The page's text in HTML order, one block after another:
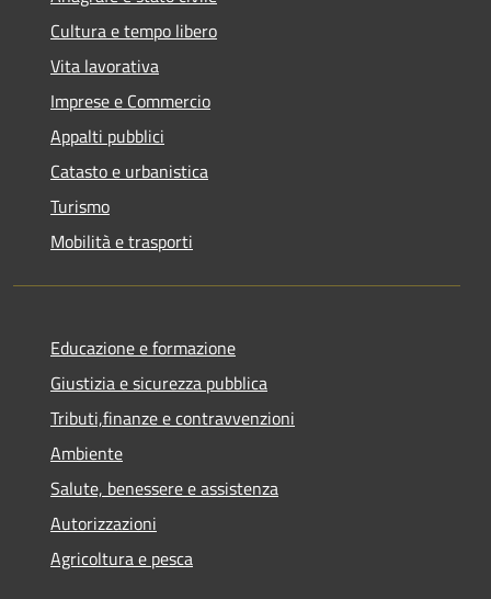
Cultura e tempo libero
Vita lavorativa
Imprese e Commercio
Appalti pubblici
Catasto e urbanistica
Turismo
Mobilità e trasporti
Educazione e formazione
Giustizia e sicurezza pubblica
Tributi,finanze e contravvenzioni
Ambiente
Salute, benessere e assistenza
Autorizzazioni
Agricoltura e pesca